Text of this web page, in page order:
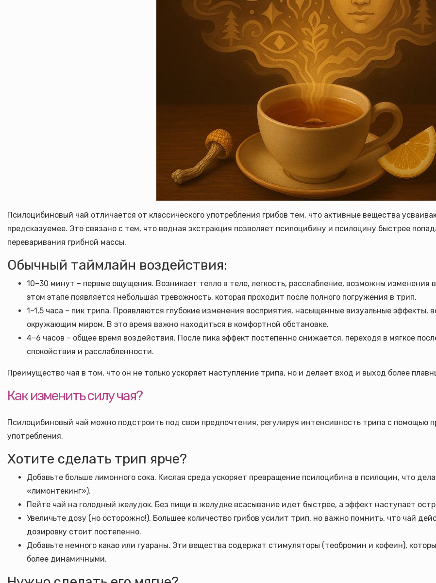
Псилоцибиновый чай отличается от классического употребления грибов тем, что активные вещества
предсказуемее. Это связано с тем, что водная экстракция позволяет псилоцибину и псилоцину быстрее
переваривания грибной массы.
Обычный таймлайн воздействия:
10–30 минут – первые ощущения. Возникает тепло в теле, легкость, расслабление, возможны изменения
этом этапе появляется небольшая тревожность, которая проходит после полного погружения в трип.
1–1,5 часа – пик трипа. Проявляются глубокие изменения восприятия, насыщенные визуальные эффекты,
окружающим миром. В это время важно находиться в комфортной обстановке.
4–6 часов – общее время воздействия. После пика эффект постепенно снижается, переходя в мягкое
спокойствия и расслабленности.
Преимущество чая в том, что он не только ускоряет наступление трипа, но и делает вход и выход более
Как изменить силу чая?
Псилоцибиновый чай можно подстроить под свои предпочтения, регулируя интенсивность трипа с помощью
употребления.
Хотите сделать трип ярче?
Добавьте больше лимонного сока. Кислая среда ускоряет превращение псилоцибина в псилоцин, что
«лимонтекинг»).
Пейте чай на голодный желудок. Без пищи в желудке всасывание идет быстрее, а эффект наступает
Увеличьте дозу (но осторожно!). Большее количество грибов усилит трип, но важно помнить, что чай
дозировку стоит постепенно.
Добавьте немного какао или гуараны. Эти вещества содержат стимуляторы (теобромин и кофеин),
более динамичными.